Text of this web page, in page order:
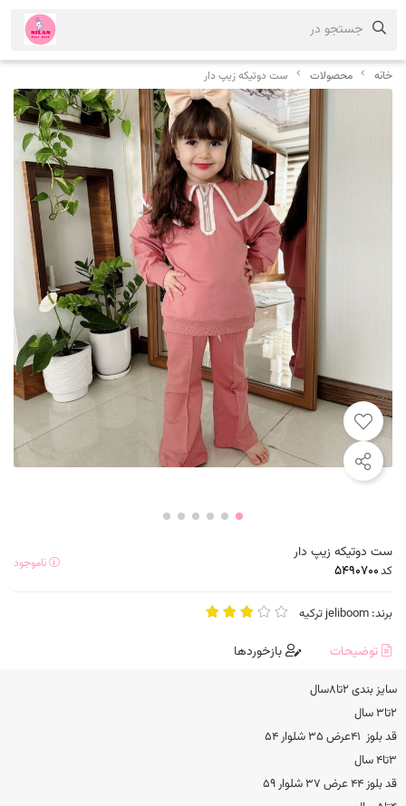
خانه محصولات ست دوتیکه زیپ دار
ست دوتیکه زیپ دار
کد ناموجود
برند: jeliboom ترکیه
توضیحات بازخوردها
سایز بندی ۲تا۸سال
۲تا۳ سال
قد بلوز ۴۱عرض ۳۵ شلوار ۵۴
۳تا۴ سال
قد بلوز ۴۴ عرض ۳۷ شلوار ۵۹
جستجو در